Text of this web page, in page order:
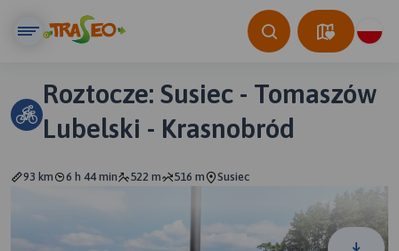
Roztocze: Susiec - Tomaszów
Lubelski - Krasnobród
93 km 6 h 44 min 522 m 516 m Susiec